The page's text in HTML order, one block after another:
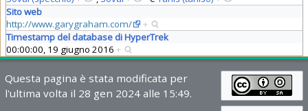
Sito web
http://www.garygraham.com/
+
Timestamp del database di HyperTrek
00:00:00, 19 giugno 2016 +
Questa pagina è stata modificata per
l'ultima volta il 28 gen 2024 alle 15:49.